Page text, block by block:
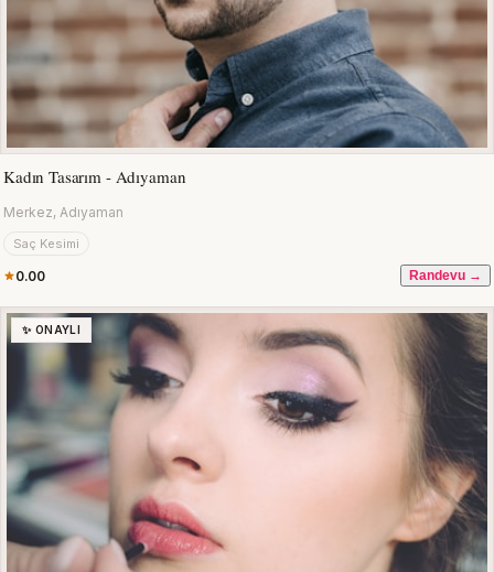
Kadın Tasarım - Adıyaman
Merkez, Adıyaman
Saç Kesimi
0.00 Randevu →
✨ ONAYLI